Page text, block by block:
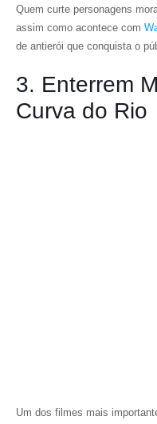
Quem curte personagens
assim como acontece com
de antierói que conquista o
3. Enterrem
Curva do Rio
Um dos filmes mais